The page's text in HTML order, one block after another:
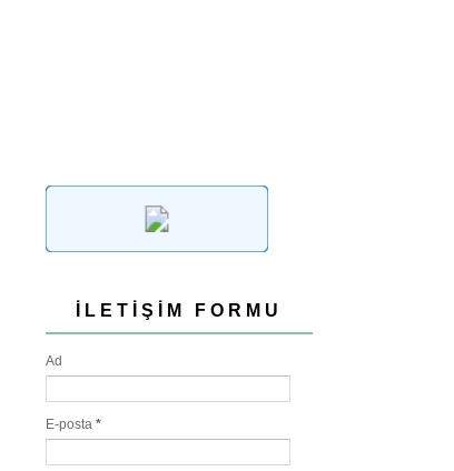
İLETIŞIM FORMU
Ad
E-posta *